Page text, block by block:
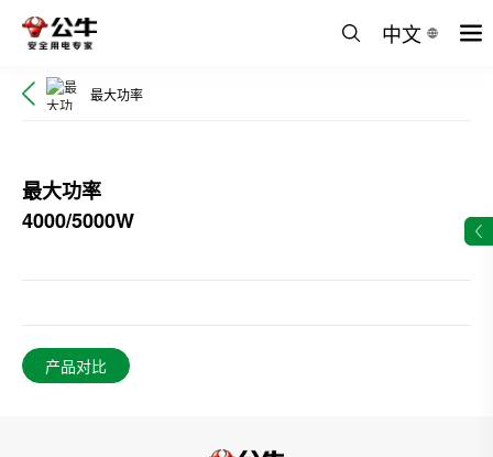
中文
最大功率
最大功率
4000/5000W
产品对比